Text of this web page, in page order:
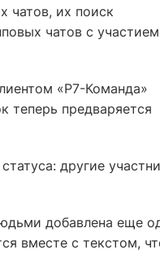
чатов, их поиск
чатов с участием
«Р7-Команда»
теперь предваряется
другие
добавлена еще
вместе с текстом,